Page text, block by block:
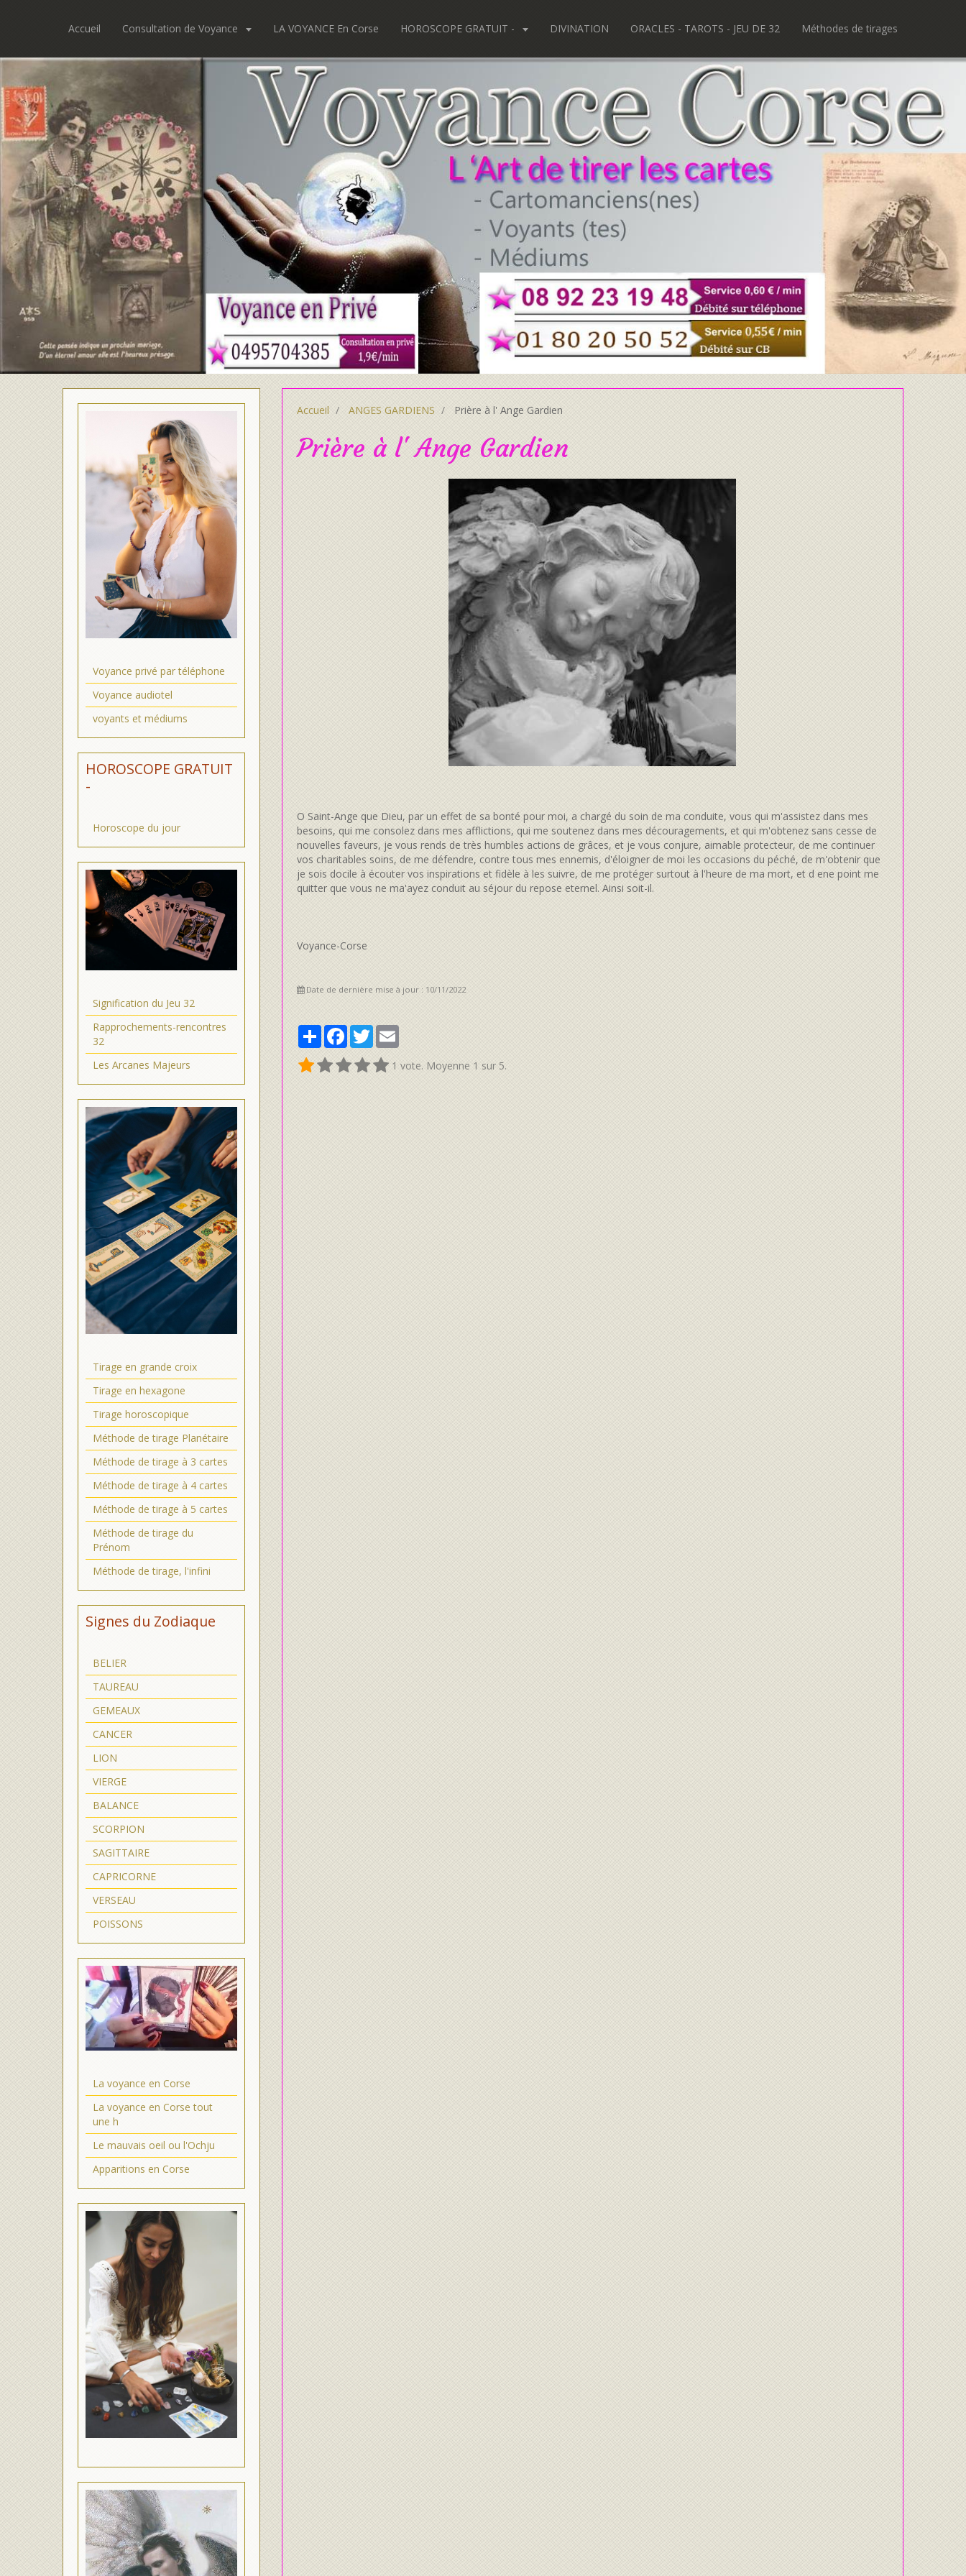
Accueil Consultation de Voyance LA VOYANCE En Corse HOROSCOPE GRATUIT - DIVINATION ORACLES - TAROTS - JEU DE 32 Méthodes de tirages
Accueil ANGES GARDIENS Prière à l' Ange Gardien
Prière à l' Ange Gardien
O Saint-Ange que Dieu, par un effet de sa bonté pour moi, a chargé du soin de ma conduite, vous qui m'assistez dans mes
besoins, qui me consolez dans mes afflictions, qui me soutenez dans mes découragements, et qui m'obtenez sans cesse de
nouvelles faveurs, je vous rends de très humbles actions de grâces, et je vous conjure, aimable protecteur, de me continuer
vos charitables soins, de me défendre, contre tous mes ennemis, d'éloigner de moi les occasions du péché, de m'obtenir que
je sois docile à écouter vos inspirations et fidèle à les suivre, de me protéger surtout à l'heure de ma mort, et d ene point me
quitter que vous ne ma'ayez conduit au séjour du repose eternel. Ainsi soit-il.
Voyance-Corse
Date de dernière mise à jour : 10/11/2022
PartagerFacebook
TwitterEmail
1 vote. Moyenne 1 sur 5.
Voyance privé par téléphone
Voyance audiotel
voyants et médiums
HOROSCOPE GRATUIT
-
Horoscope du jour
Signification du Jeu 32
Rapprochements-rencontres
32
Les Arcanes Majeurs
Tirage en grande croix
Tirage en hexagone
Tirage horoscopique
Méthode de tirage Planétaire
Méthode de tirage à 3 cartes
Méthode de tirage à 4 cartes
Méthode de tirage à 5 cartes
Méthode de tirage du
Prénom
Méthode de tirage, l'infini
Signes du Zodiaque
BELIER
TAUREAU
GEMEAUX
CANCER
LION
VIERGE
BALANCE
SCORPION
SAGITTAIRE
CAPRICORNE
VERSEAU
POISSONS
La voyance en Corse
La voyance en Corse tout
une h
Le mauvais oeil ou l'Ochju
Apparitions en Corse